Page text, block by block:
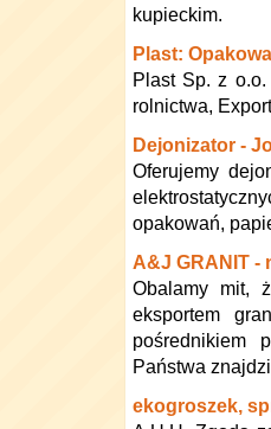
kupieckim.
Plast:
Plast Sp. z
rolnictwa,
Dejonizator -
Oferujemy
opakowań,
A&J GRANIT
Obalamy mit,
eksportem
pośrednikiem
Państwa
ekogroszek,